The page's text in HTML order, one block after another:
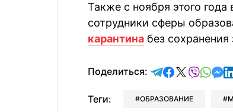
Также с ноября этого
сотрудники сферы
карантина без
Поделиться: отправить в
поделиться
Теги: ОБРАЗОВАНИЕ